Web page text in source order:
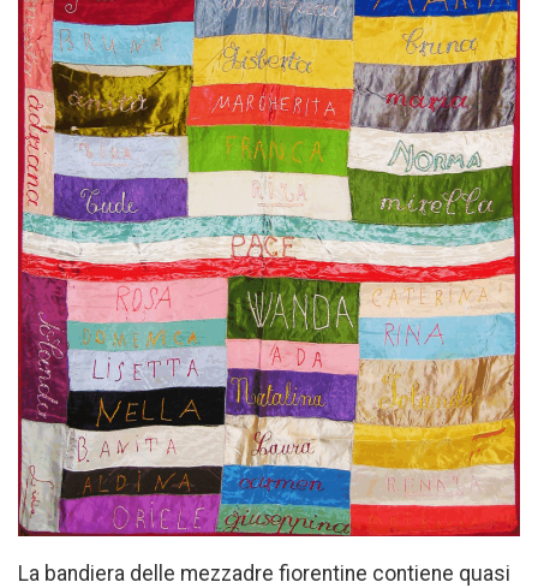
La bandiera delle mezzadre fiorentine contiene quasi